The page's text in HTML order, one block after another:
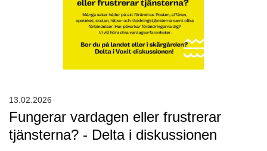
Fungerar vardagen eller frustrerar
tjänsterna? - Delta i diskussionen
13.02.2026